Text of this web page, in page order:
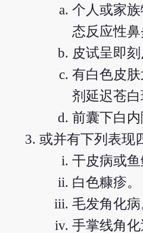
个人或家
态反应性鼻
皮试呈即刻
有白色皮
剂延迟苍白
前囊下白内
或并有下列表现
干皮病或鱼
白色糠疹。
毛发角化病
手掌线角化